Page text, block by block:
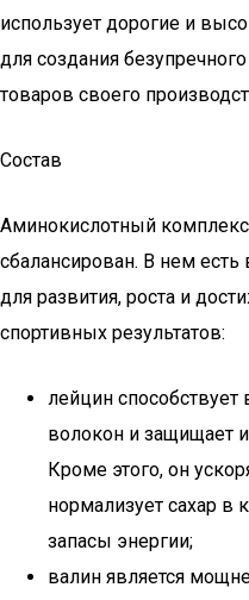
использует дорогие и
для создания
товаров своего
Состав
Аминокислотный комплекс
сбалансирован. В нем
для развития, роста и
спортивных результатов:
лейцин
волокон и защищает
Кроме этого, он
нормализует сахар в
запасы энергии;
валин является